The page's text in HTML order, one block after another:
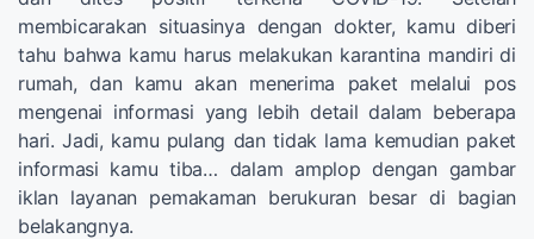
membicarakan situasinya dengan dokter, kamu diberi
tahu bahwa kamu harus melakukan karantina mandiri di
rumah, dan kamu akan menerima paket melalui pos
mengenai informasi yang lebih detail dalam beberapa
hari. Jadi, kamu pulang dan tidak lama kemudian paket
informasi kamu tiba… dalam amplop dengan gambar
iklan layanan pemakaman berukuran besar di bagian
belakangnya.